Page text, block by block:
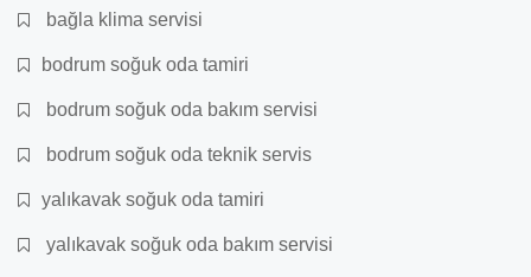
bağla klima servisi
bodrum soğuk oda tamiri
bodrum soğuk oda bakım servisi
bodrum soğuk oda teknik servis
yalıkavak soğuk oda tamiri
yalıkavak soğuk oda bakım servisi